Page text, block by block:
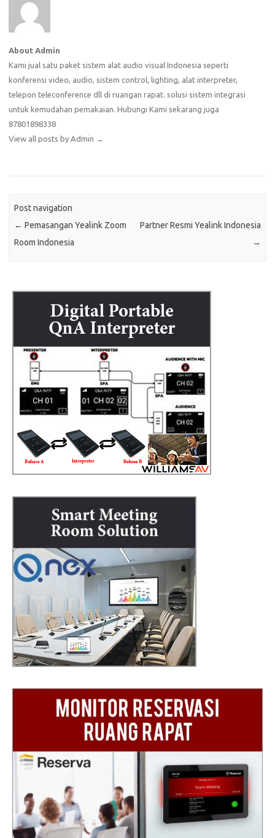
About Admin
Kami jual satu paket sistem alat audio visual Indonesia seperti
konferensi video, audio, sistem control, lighting, alat interpreter,
telepon teleconference dll di ruangan rapat. solusi sistem integrasi
untuk kemudahan pemakaian. Hubungi Kami sekarang juga
87801898338
View all posts by Admin →
Post navigation
← Pemasangan Yealink Zoom
Room Indonesia
Partner Resmi Yealink Indonesia
→